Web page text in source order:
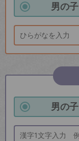
男の子
男の子